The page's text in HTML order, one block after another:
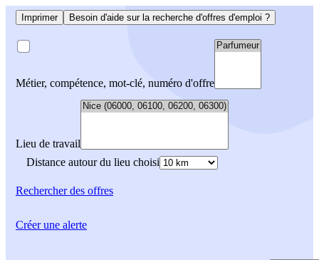
Imprimer Besoin d'aide sur la recherche d'offres d'emploi ?
Métier, compétence, mot-clé, numéro d'offre
Lieu de travail
Distance autour du lieu choisi
Rechercherdes offres
Créer une alerte